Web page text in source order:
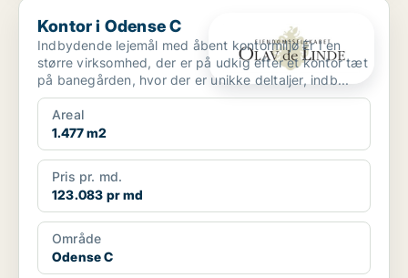
Kontor i Odense C
Kontor i Odense C
Indbydende lejemål med åbent kontormiljø Er I en
større virksomhed, der er på udkig efter et kontor tæt
på banegården, hvor der er unikke deltaljer, indb...
Areal
1.477 m2
Pris pr. md.
123.083 pr md
Område
Odense C